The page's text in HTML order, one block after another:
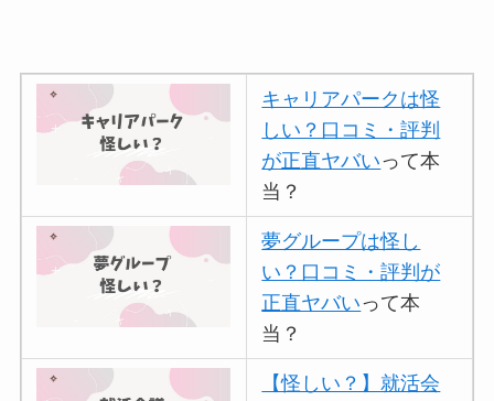
キャリアパークは怪
しい？口コミ・評判
が正直ヤバいって本
当？
夢グループは怪し
い？口コミ・評判が
正直ヤバいって本
当？
【怪しい？】就活会